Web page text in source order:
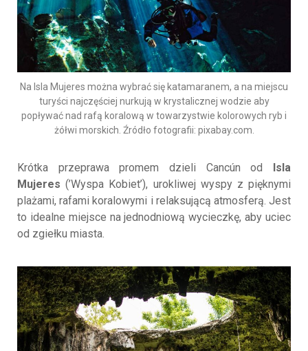
Na Isla Mujeres można wybrać się katamaranem, a na miejscu
turyści najczęściej nurkują w krystalicznej wodzie aby
popływać nad rafą koralową w towarzystwie kolorowych ryb i
żółwi morskich. Źródło fotografii: pixabay.com.
Krótka przeprawa promem dzieli Cancún od Isla
Mujeres (’Wyspa Kobiet’), urokliwej wyspy z pięknymi
plażami, rafami koralowymi i relaksującą atmosferą. Jest
to idealne miejsce na jednodniową wycieczkę, aby uciec
od zgiełku miasta.